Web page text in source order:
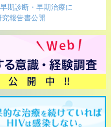
期診断・早期治療に
報告書公開